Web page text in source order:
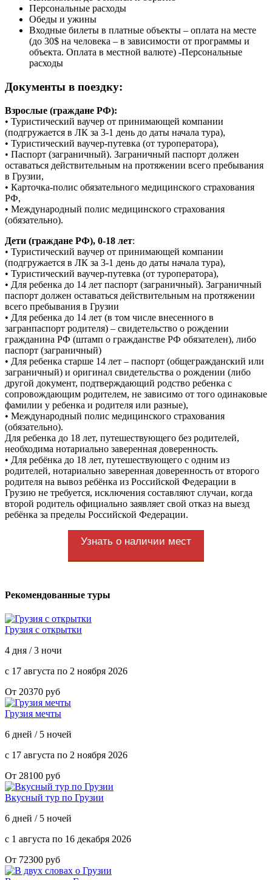
Персональные расходы
Обеды и ужины
Входные билеты в платные объекты – оплата на месте
(до 30$ на человека – в зависимости от программы и
объекта. Оплата в местной валюте) -Персональные
расходы
Документы в поездку:
Взрослые (граждане РФ):
• Туристический ваучер от принимающей компании
(подгружается в ЛК за 3-1 день до даты начала тура),
• Туристический ваучер-путевка (от туроператора),
• Паспорт (заграничный). Заграничный паспорт должен
оставаться действительным на протяжении всего пребывания
в Грузии,
• Карточка-полис обязательного медицинского страхования
РФ,
• Международный полис медицинского страхования
(обязательно).
Дети (граждане РФ), 0-18 лет:
• Туристический ваучер от принимающей компании
(подгружается в ЛК за 3-1 день до даты начала тура),
• Туристический ваучер-путевка (от туроператора),
• Для ребенка до 14 лет паспорт (заграничный). Заграничный
паспорт должен оставаться действительным на протяжении
всего пребывания в Грузии
• Для ребенка до 14 лет (в том числе внесенного в
загранпаспорт родителя) – свидетельство о рождении
гражданина РФ (штамп о гражданстве РФ обязателен), либо
паспорт (заграничный)
• Для ребенка старше 14 лет – паспорт (общегражданский или
заграничный) и оригинал свидетельства о рождении (либо
другой документ, подтверждающий родство ребенка с
сопровождающим родителем, не зависимо от того одинаковые
фамилии у ребенка и родителя или разные),
• Международный полис медицинского страхования
(обязательно).
Для ребенка до 18 лет, путешествующего без родителей,
необходима нотариально заверенная доверенность.
• Для ребёнка до 18 лет, путешествующего с одним из
родителей, нотариально заверенная доверенность от второго
родителя на вывоз ребёнка из Российской Федерации в
Грузию не требуется, исключения составляют случаи, когда
второй родитель официально заявляет свой отказ на выезд
ребёнка за пределы Российской Федерации.
Узнать о наличии мест
Рекомендованные туры
Грузия с открытки
4 дня / 3 ночи
с 17 августа по 2 ноября 2026
От 20370 руб
Грузия мечты
6 дней / 5 ночей
с 17 августа по 2 ноября 2026
От 28100 руб
Вкусный тур по Грузии
6 дней / 5 ночей
с 1 августа по 16 декабря 2026
От 72300 руб